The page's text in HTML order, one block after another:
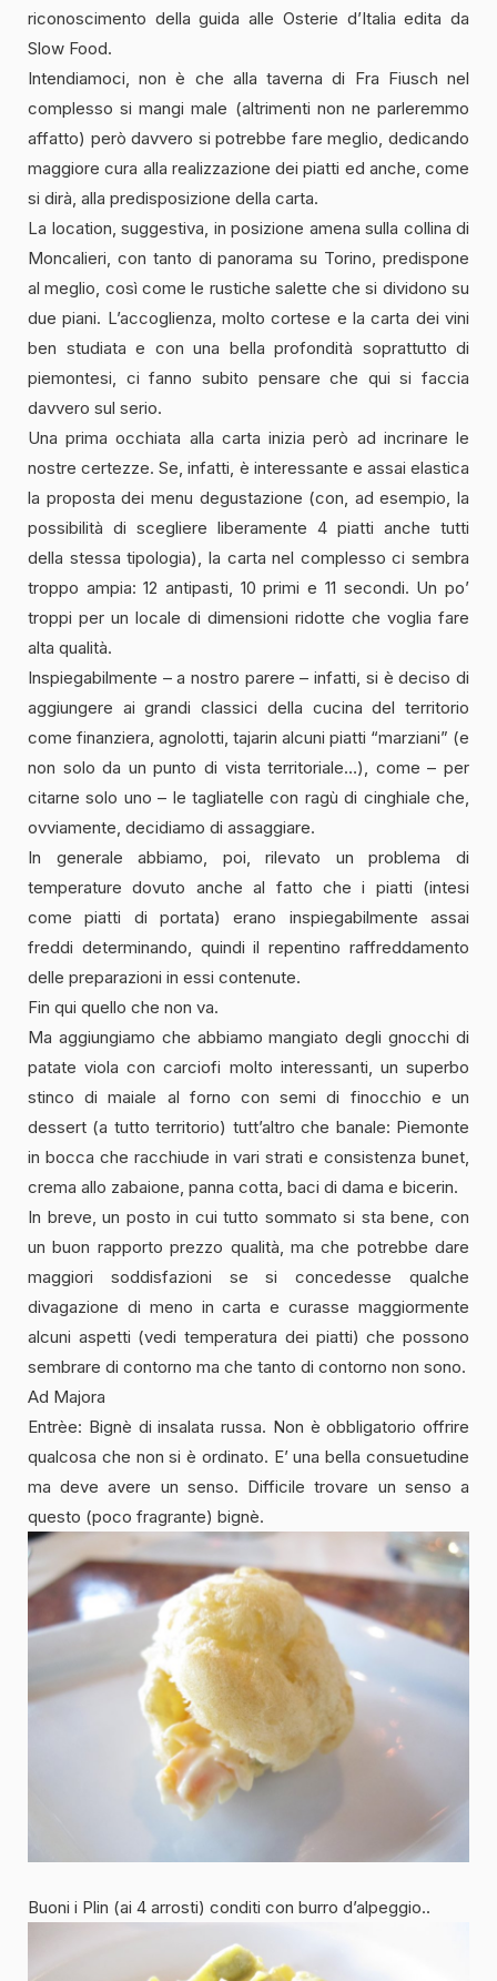
riconoscimento della guida alle Osterie d’Italia edita da
Slow Food.
Intendiamoci, non è che alla taverna di Fra Fiusch nel
complesso si mangi male (altrimenti non ne parleremmo
affatto) però davvero si potrebbe fare meglio, dedicando
maggiore cura alla realizzazione dei piatti ed anche, come
si dirà, alla predisposizione della carta.
La location, suggestiva, in posizione amena sulla collina di
Moncalieri, con tanto di panorama su Torino, predispone
al meglio, così come le rustiche salette che si dividono su
due piani. L’accoglienza, molto cortese e la carta dei vini
ben studiata e con una bella profondità soprattutto di
piemontesi, ci fanno subito pensare che qui si faccia
davvero sul serio.
Una prima occhiata alla carta inizia però ad incrinare le
nostre certezze. Se, infatti, è interessante e assai elastica
la proposta dei menu degustazione (con, ad esempio, la
possibilità di scegliere liberamente 4 piatti anche tutti
della stessa tipologia), la carta nel complesso ci sembra
troppo ampia: 12 antipasti, 10 primi e 11 secondi. Un po’
troppi per un locale di dimensioni ridotte che voglia fare
alta qualità.
Inspiegabilmente – a nostro parere – infatti, si è deciso di
aggiungere ai grandi classici della cucina del territorio
come finanziera, agnolotti, tajarin alcuni piatti “marziani” (e
non solo da un punto di vista territoriale…), come – per
citarne solo uno – le tagliatelle con ragù di cinghiale che,
ovviamente, decidiamo di assaggiare.
In generale abbiamo, poi, rilevato un problema di
temperature dovuto anche al fatto che i piatti (intesi
come piatti di portata) erano inspiegabilmente assai
freddi determinando, quindi il repentino raffreddamento
delle preparazioni in essi contenute.
Fin qui quello che non va.
Ma aggiungiamo che abbiamo mangiato degli gnocchi di
patate viola con carciofi molto interessanti, un superbo
stinco di maiale al forno con semi di finocchio e un
dessert (a tutto territorio) tutt’altro che banale: Piemonte
in bocca che racchiude in vari strati e consistenza bunet,
crema allo zabaione, panna cotta, baci di dama e bicerin.
In breve, un posto in cui tutto sommato si sta bene, con
un buon rapporto prezzo qualità, ma che potrebbe dare
maggiori soddisfazioni se si concedesse qualche
divagazione di meno in carta e curasse maggiormente
alcuni aspetti (vedi temperatura dei piatti) che possono
sembrare di contorno ma che tanto di contorno non sono.
Ad Majora
Entrèe: Bignè di insalata russa. Non è obbligatorio offrire
qualcosa che non si è ordinato. E’ una bella consuetudine
ma deve avere un senso. Difficile trovare un senso a
questo (poco fragrante) bignè.
Buoni i Plin (ai 4 arrosti) conditi con burro d’alpeggio..